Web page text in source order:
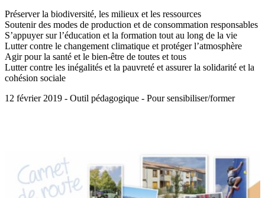
Préserver la biodiversité, les milieux et les ressources
Soutenir des modes de production et de consommation responsables
S’appuyer sur l’éducation et la formation tout au long de la vie
Lutter contre le changement climatique et protéger l’atmosphère
Agir pour la santé et le bien-être de toutes et tous
Lutter contre les inégalités et la pauvreté et assurer la solidarité et la
cohésion sociale
12 février 2019 - Outil pédagogique - Pour sensibiliser/former